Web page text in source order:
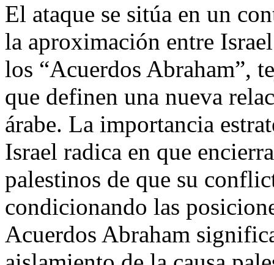
El ataque se sitúa en un
la aproximación entre
los “Acuerdos Abraham”,
que definen una nueva
árabe. La importancia
Israel radica en que
palestinos de que su
condicionando las
Acuerdos Abraham